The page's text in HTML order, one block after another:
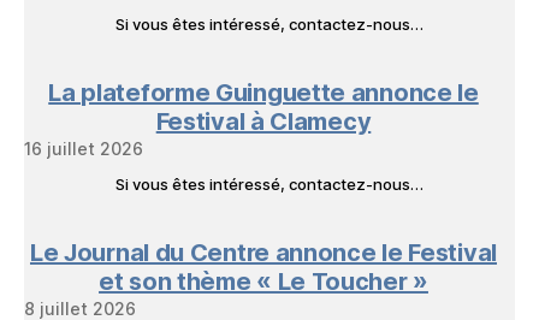
Si vous êtes intéressé, contactez-nous…
La plateforme Guinguette annonce le
Festival à Clamecy
16 juillet 2026
Si vous êtes intéressé, contactez-nous…
Le Journal du Centre annonce le Festival
et son thème « Le Toucher »
8 juillet 2026